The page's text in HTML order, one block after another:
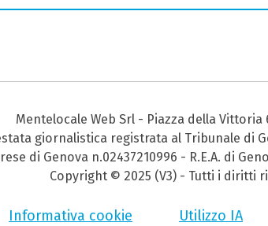
Mentelocale Web Srl - Piazza della Vittoria
giornalistica registrata al Tribunale di
di Genova n.02437210996 - R.E.A. di
Copyright © 2025 (V3) - Tutti i diritti
Informativa cookie Utilizzo IA